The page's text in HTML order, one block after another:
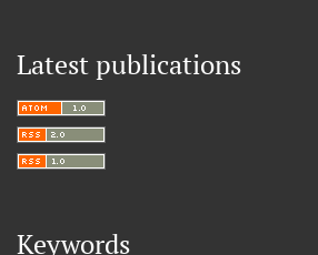
Latest publications
Keywords